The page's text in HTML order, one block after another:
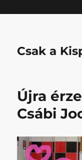
Csak a
Újra
Csábi